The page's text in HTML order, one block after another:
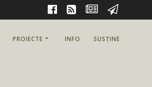
PROIECTE INFO SUSȚINE